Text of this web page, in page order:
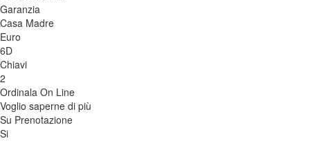
Garanzia
Casa Madre
Euro
6D
Chiavi
2
Ordinala On Line
Voglio saperne di più
Su Prenotazione
Si